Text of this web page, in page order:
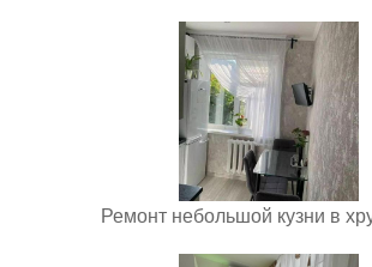
Ремонт небольшой кузни в